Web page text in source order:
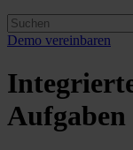
Demo vereinbaren